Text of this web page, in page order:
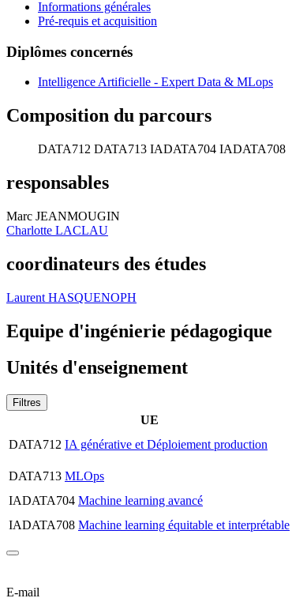
Informations générales
Pré-requis et acquisition
Diplômes concernés
Intelligence Artificielle - Expert Data & MLops
Composition du parcours
DATA712 DATA713 IADATA704 IADATA708
responsables
Marc JEANMOUGIN
Charlotte LACLAU
coordinateurs des études
Laurent HASQUENOPH
Equipe d'ingénierie pédagogique
Unités d'enseignement
Filtres
UE
DATA712 IA générative et Déploiement production
DATA713 MLOps
IADATA704 Machine learning avancé
IADATA708 Machine learning équitable et interprétable
E-mail